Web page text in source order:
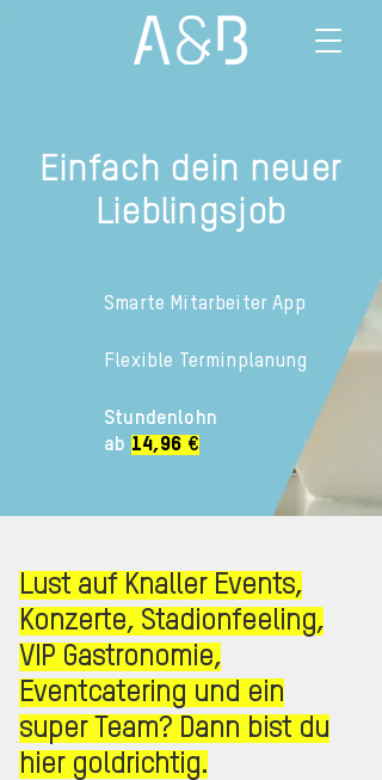
Einfach dein neuer
Lieblingsjob
Smarte Mitarbeiter App
Flexible Terminplanung
Stundenlohn
ab 14,96 €
Lust auf Knaller Events,
Konzerte, Stadionfeeling,
VIP Gastronomie,
Eventcatering und ein
super Team? Dann bist du
hier goldrichtig.